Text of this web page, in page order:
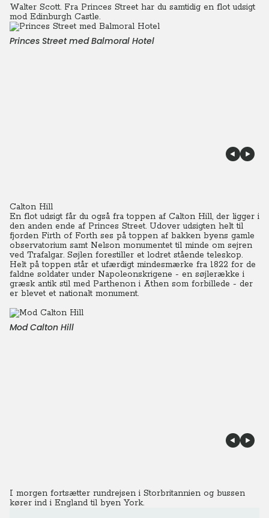
Walter Scott. Fra Princes Street har du samtidig en flot udsigt
mod Edinburgh Castle.
Princes Street med Balmoral Hotel
Calton Hill
En flot udsigt får du også fra toppen af Calton Hill, der ligger i
den anden ende af Princes Street. Udover udsigten helt til
fjorden Firth of Forth ses på toppen af bakken byens gamle
observatorium samt Nelson monumentet til minde om sejren
ved Trafalgar. Søjlen forestiller et lodret stående teleskop.
Helt på toppen står et ufærdigt mindesmærke fra 1822 for de
faldne soldater under Napoleonskrigene - en søjlerække i
græsk antik stil med Parthenon i Athen som forbillede - der
er blevet et nationalt monument.
Mod Calton Hill
I morgen fortsætter rundrejsen i Storbritannien og bussen
kører ind i England til byen York.